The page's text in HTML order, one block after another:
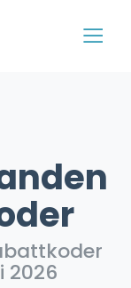
2026